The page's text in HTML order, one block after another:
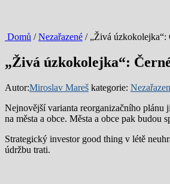
Domů /Nezařazené / „Živá úzkokolejka“:
„Živá úzkokolejka“:
Autor:Miroslav Mareš kategorie:
Nejnovější varianta reorganizačního
na města a obce. Města a obce pak budou
Strategický investor good thing v létě
údržbu trati.